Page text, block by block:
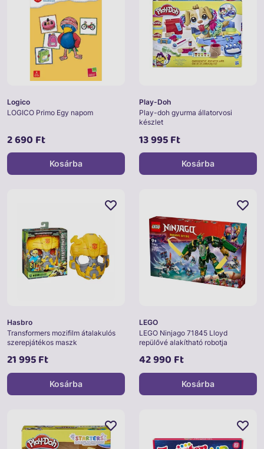
Logico
LOGICO Primo Egy napom
2 690 Ft
Kosárba
Play-Doh
Play-doh gyurma állatorvosi
készlet
13 995 Ft
Kosárba
Hasbro
Transformers mozifilm átalakulós
szerepjátékos maszk
21 995 Ft
Kosárba
LEGO
LEGO Ninjago 71845 Lloyd
repülővé alakítható robotja
42 990 Ft
Kosárba